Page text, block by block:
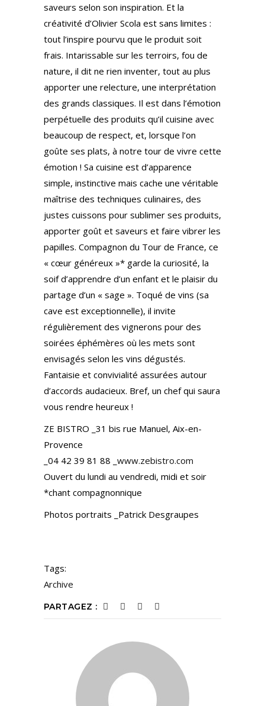
saveurs selon son inspiration. Et la
créativité d’Olivier Scola est sans limites :
tout l’inspire pourvu que le produit soit
frais. Intarissable sur les terroirs, fou de
nature, il dit ne rien inventer, tout au plus
apporter une relecture, une interprétation
des grands classiques. Il est dans l’émotion
perpétuelle des produits qu’il cuisine avec
beaucoup de respect, et, lorsque l’on
goûte ses plats, à notre tour de vivre cette
émotion ! Sa cuisine est d’apparence
simple, instinctive mais cache une véritable
maîtrise des techniques culinaires, des
justes cuissons pour sublimer ses produits,
apporter goût et saveurs et faire vibrer les
papilles. Compagnon du Tour de France, ce
« cœur généreux »* garde la curiosité, la
soif d’apprendre d’un enfant et le plaisir du
partage d’un « sage ». Toqué de vins (sa
cave est exceptionnelle), il invite
régulièrement des vignerons pour des
soirées éphémères où les mets sont
envisagés selon les vins dégustés.
Fantaisie et convivialité assurées autour
d’accords audacieux. Bref, un chef qui saura
vous rendre heureux !
ZE BISTRO _31 bis rue Manuel, Aix-en-
Provence
_04 42 39 81 88 _ www.zebistro.com
Ouvert du lundi au vendredi, midi et soir
*chant compagnonnique
Photos portraits _Patrick Desgraupes
Tags:
Archive
PARTAGEZ :